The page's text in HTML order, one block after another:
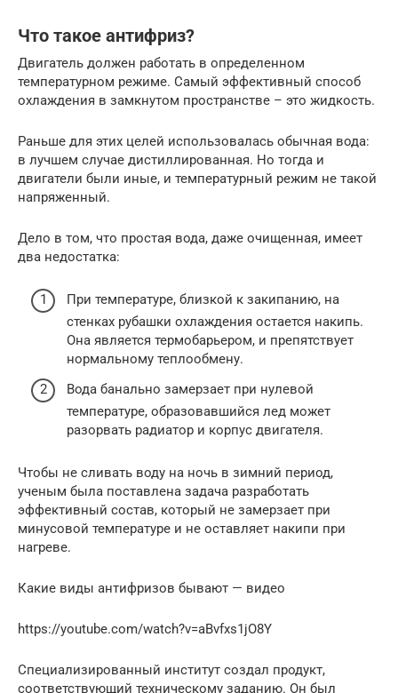
Что такое антифриз?
Двигатель должен работать в определенном
температурном режиме. Самый эффективный способ
охлаждения в замкнутом пространстве – это жидкость.
Раньше для этих целей использовалась обычная вода:
в лучшем случае дистиллированная. Но тогда и
двигатели были иные, и температурный режим не такой
напряженный.
Дело в том, что простая вода, даже очищенная, имеет
два недостатка:
При температуре, близкой к закипанию, на
стенках рубашки охлаждения остается накипь.
Она является термобарьером, и препятствует
нормальному теплообмену.
Вода банально замерзает при нулевой
температуре, образовавшийся лед может
разорвать радиатор и корпус двигателя.
Чтобы не сливать воду на ночь в зимний период,
ученым была поставлена задача разработать
эффективный состав, который не замерзает при
минусовой температуре и не оставляет накипи при
нагреве.
Какие виды антифризов бывают — видео
https://youtube.com/watch?v=aBvfxs1jO8Y
Специализированный институт создал продукт,
соответствующий техническому заданию. Он был